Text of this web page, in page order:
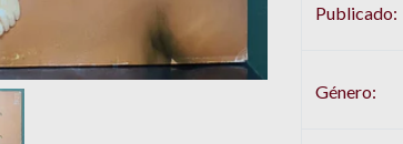
Publicado:
Género: